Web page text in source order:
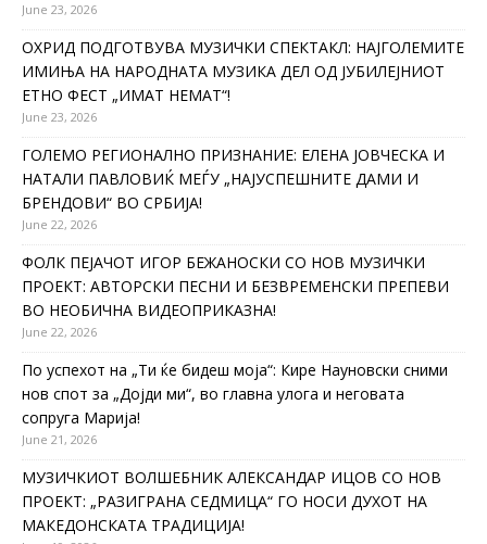
June 23, 2026
ОХРИД ПОДГОТВУВА МУЗИЧКИ СПЕКТАКЛ: НАЈГОЛЕМИТЕ
ИМИЊА НА НАРОДНАТА МУЗИКА ДЕЛ ОД ЈУБИЛЕЈНИОТ
ЕТНО ФЕСТ „ИМАТ НЕМАТ“!
June 23, 2026
ГОЛЕМО РЕГИОНАЛНО ПРИЗНАНИЕ: ЕЛЕНА ЈОВЧЕСКА И
НАТАЛИ ПАВЛОВИЌ МЕЃУ „НАЈУСПЕШНИТЕ ДАМИ И
БРЕНДОВИ“ ВО СРБИЈА!
June 22, 2026
ФОЛК ПЕЈАЧОТ ИГОР БЕЖАНОСКИ СО НОВ МУЗИЧКИ
ПРОЕКТ: АВТОРСКИ ПЕСНИ И БЕЗВРЕМЕНСКИ ПРЕПЕВИ
ВО НЕОБИЧНА ВИДЕОПРИКАЗНА!
June 22, 2026
По успехот на „Ти ќе бидеш моја“: Кире Науновски сними
нов спот за „Дојди ми“, во главна улога и неговата
сопруга Марија!
June 21, 2026
МУЗИЧКИОТ ВОЛШЕБНИК АЛЕКСАНДАР ИЦОВ СО НОВ
ПРОЕКТ: „РАЗИГРАНА СЕДМИЦА“ ГО НОСИ ДУХОТ НА
МАКЕДОНСКАТА ТРАДИЦИЈА!